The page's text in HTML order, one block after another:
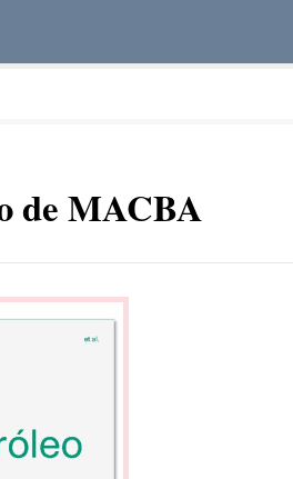
de MACBA